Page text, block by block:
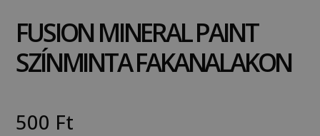
FUSION MINERAL PAINT
SZÍNMINTA FAKANALAKON
500 Ft